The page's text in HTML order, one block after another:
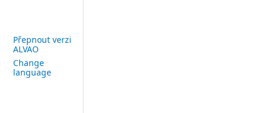
Přepnout verzi
ALVAO
Change
language